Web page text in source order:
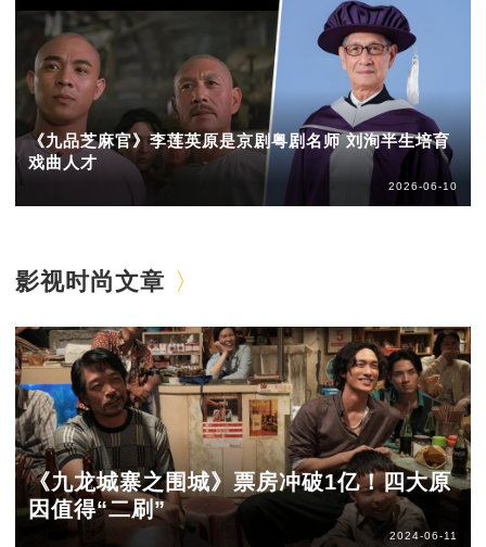
《九品芝麻官》李莲英原是京剧粤剧名师 刘洵半生培育
戏曲人才
2026-06-10
影视时尚文章
《九龙城寨之围城》票房冲破1亿！四大原
因值得“二刷”
2024-06-11